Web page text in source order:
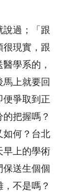
說過；「跟
很現實，跟
學系的，
上就要回
便爭取到正
把握嗎？
如何？台北
早上的學術
送生個個
不是嗎？